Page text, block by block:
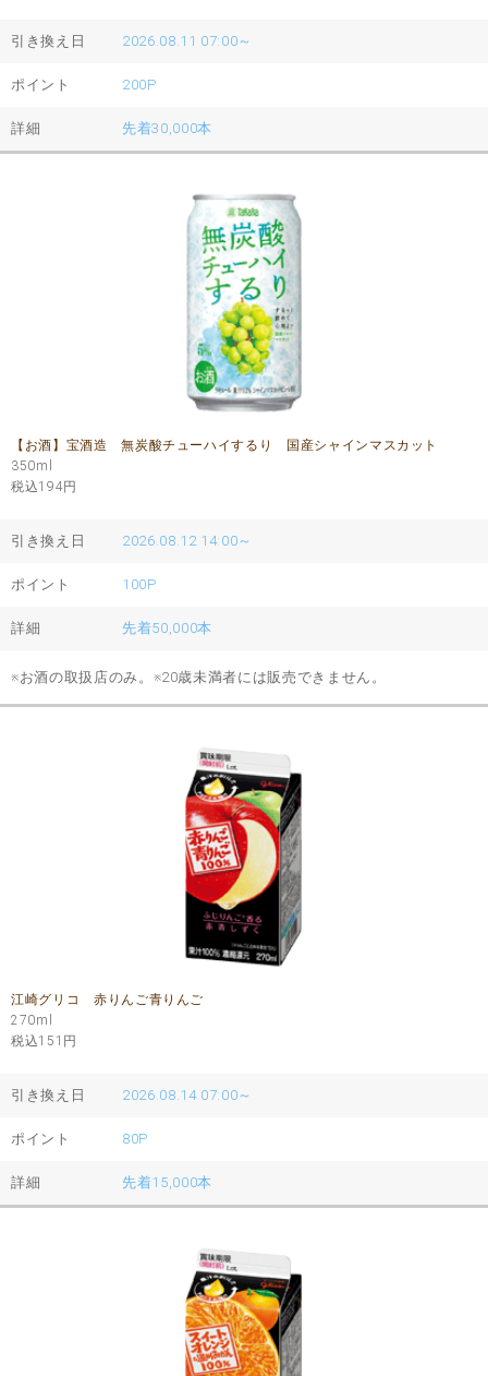
引き換え日 2026.08.11 07:00～
ポイント 200P
詳細 先着30,000本
【お酒】宝酒造 無炭酸チューハイするり 国産シャインマスカット
350ml
税込194円
引き換え日 2026.08.12 14:00～
ポイント 100P
詳細 先着50,000本
※お酒の取扱店のみ。※20歳未満者には販売できません。
江崎グリコ 赤りんご青りんご
270ml
税込151 円
引き換え日 2026.08.14 07:00～
ポイント 80P
詳細 先着15,000本